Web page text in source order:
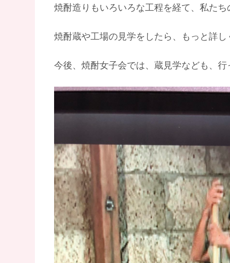
焼酎造りもいろいろな工程を経て、私たち
焼酎蔵や工場の見学をしたら、もっと詳し
今後、焼酎女子会では、蔵見学なども、行